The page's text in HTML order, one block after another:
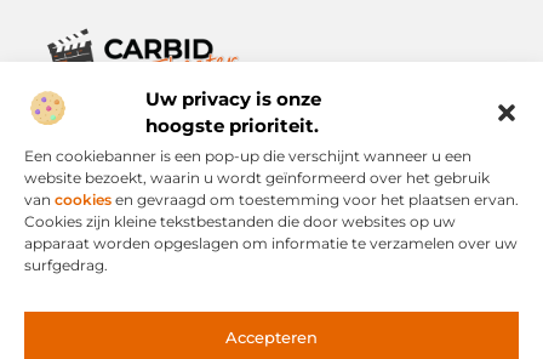
Uw privacy is onze
hoogste prioriteit.
Een cookiebanner is een pop-up die verschijnt wanneer u een
website bezoekt, waarin u wordt geïnformeerd over het gebruik
van cookies en gevraagd om toestemming voor het plaatsen ervan.
Cookies zijn kleine tekstbestanden die door websites op uw
apparaat worden opgeslagen om informatie te verzamelen over uw
surfgedrag.
Accepteren
Verhalen die het alledaagse leven verrijken.
Ontdek een breed scala aan blogs en artikelen die je inspireren,
informeren en verrijken – voor elke dag, voor iedereen.
Bericht categorie